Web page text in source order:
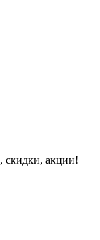
, скидки, акции!